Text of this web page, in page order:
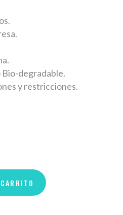
degradable.
y restricciones.